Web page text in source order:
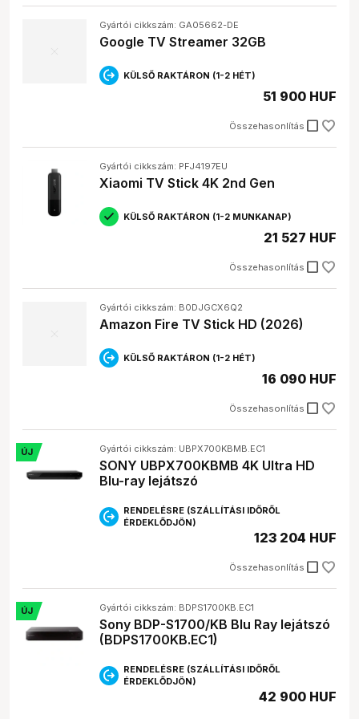
Gyártói cikkszám: GA05662-DE
Google TV Streamer 32GB
KÜLSŐ RAKTÁRON (1-2 HÉT)
Összehasonlítás check_box_outline_blank
51 900 HUF
Gyártói cikkszám: PFJ4197EU
Xiaomi TV Stick 4K 2nd Gen
KÜLSŐ RAKTÁRON (1-2 MUNKANAP)
Összehasonlítás check_box_outline_blank
21 527 HUF
Gyártói cikkszám: B0DJGCX6Q2
Amazon Fire TV Stick HD (2026)
KÜLSŐ RAKTÁRON (1-2 HÉT)
Összehasonlítás check_box_outline_blank
16 090 HUF
ÚJ Gyártói cikkszám: UBPX700KBMB.EC1
SONY UBPX700KBMB 4K Ultra HD
Blu-ray lejátszó
RENDELÉSRE (SZÁLLÍTÁSI IDŐRŐL
ÉRDEKLŐDJÖN)
Összehasonlítás check_box_outline_blank
123 204 HUF
ÚJ Gyártói cikkszám: BDPS1700KB.EC1
Sony BDP-S1700/KB Blu Ray lejátszó
(BDPS1700KB.EC1)
RENDELÉSRE (SZÁLLÍTÁSI IDŐRŐL
ÉRDEKLŐDJÖN)
42 900 HUF